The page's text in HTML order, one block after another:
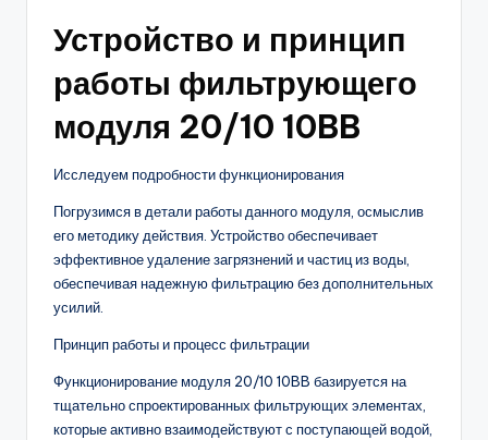
Устройство и принцип
работы фильтрующего
модуля 20/10 10BB
Исследуем подробности функционирования
Погрузимся в детали работы данного модуля, осмыслив
его методику действия. Устройство обеспечивает
эффективное удаление загрязнений и частиц из воды,
обеспечивая надежную фильтрацию без дополнительных
усилий.
Принцип работы и процесс фильтрации
Функционирование модуля 20/10 10BB базируется на
тщательно спроектированных фильтрующих элементах,
которые активно взаимодействуют с поступающей водой,